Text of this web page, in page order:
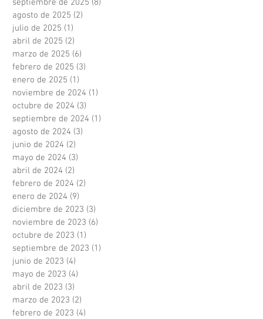
septiembre de 2025 (8)
agosto de 2025 (2)
julio de 2025 (1)
abril de 2025 (2)
marzo de 2025 (6)
febrero de 2025 (3)
enero de 2025 (1)
noviembre de 2024 (1)
octubre de 2024 (3)
septiembre de 2024 (1)
agosto de 2024 (3)
junio de 2024 (2)
mayo de 2024 (3)
abril de 2024 (2)
febrero de 2024 (2)
enero de 2024 (9)
diciembre de 2023 (3)
noviembre de 2023 (6)
octubre de 2023 (1)
septiembre de 2023 (1)
junio de 2023 (4)
mayo de 2023 (4)
abril de 2023 (3)
marzo de 2023 (2)
febrero de 2023 (4)